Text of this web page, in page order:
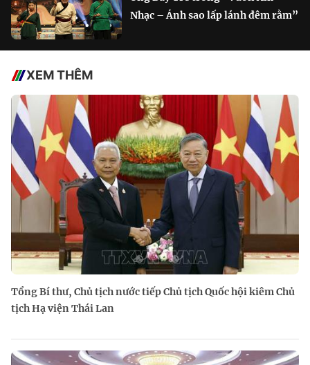
Nhạc – Ánh sao lấp lánh đêm rằm”
XEM THÊM
Tổng Bí thư, Chủ tịch nước tiếp Chủ tịch Quốc hội kiêm Chủ
tịch Hạ viện Thái Lan